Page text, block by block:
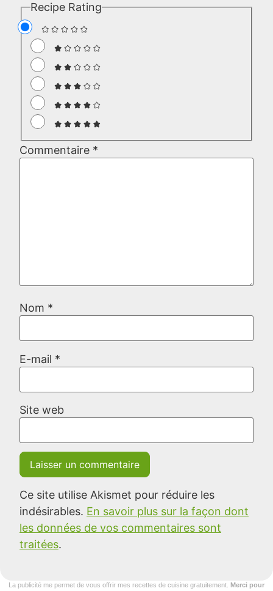
Recipe Rating
Commentaire *
Nom *
E-mail *
Site web
Ce site utilise Akismet pour réduire les
indésirables. En savoir plus sur la façon dont
les données de vos commentaires sont
traitées.
La publicité me permet de vous offrir mes recettes de cuisine gratuitement. Merci pour